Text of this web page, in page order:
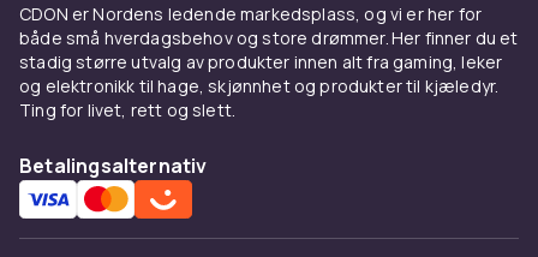
CDON er Nordens ledende markedsplass, og vi er her for
både små hverdagsbehov og store drømmer. Her finner du et
stadig større utvalg av produkter innen alt fra gaming, leker
og elektronikk til hage, skjønnhet og produkter til kjæledyr.
Ting for livet, rett og slett.
Betalingsalternativ